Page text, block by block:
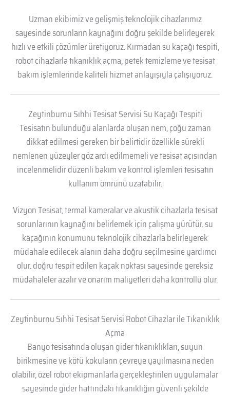
Uzman ekibimiz ve gelişmiş teknolojik cihazlarımız
sayesinde sorunların kaynağını doğru şekilde belirleyerek
hızlı ve etkili çözümler üretiyoruz. Kırmadan su kaçağı tespiti,
robot cihazlarla tıkanıklık açma, petek temizleme ve tesisat
bakım işlemlerinde kaliteli hizmet anlayışıyla çalışıyoruz.
Zeytinburnu Sıhhi Tesisat Servisi Su Kaçağı Tespiti
Tesisatın bulunduğu alanlarda oluşan nem, çoğu zaman
dikkat edilmesi gereken bir belirtidir özellikle sürekli
nemlenen yüzeyler göz ardı edilmemeli ve tesisat açısından
incelenmelidir düzenli bakım ve kontrol işlemleri tesisatın
kullanım ömrünü uzatabilir.
Vizyon Tesisat, termal kameralar ve akustik cihazlarla tesisat
sorunlarının kaynağını belirlemek için çalışma yürütür. su
kaçağının konumunu teknolojik cihazlarla belirleyerek
müdahale edilecek alanın daha doğru seçilmesine yardımcı
olur. doğru tespit edilen kaçak noktası sayesinde gereksiz
müdahaleler azalır ve onarım maliyetleri daha kontrollü olur.
Zeytinburnu Sıhhi Tesisat Servisi Robot Cihazlar ile Tıkanıklık
Açma
Banyo tesisatında oluşan gider tıkanıklıkları, suyun
birikmesine ve kötü kokuların çevreye yayılmasına neden
olabilir, özel robot ekipmanlarla gerçekleştirilen uygulamalar
sayesinde gider hattındaki tıkanıklığın güvenli şekilde